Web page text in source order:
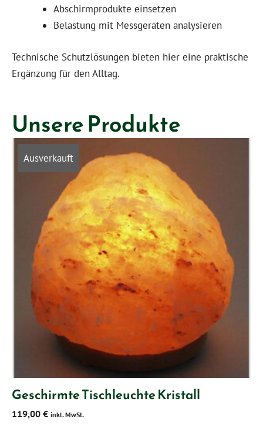
Abschirmprodukte einsetzen
Belastung mit Messgeräten analysieren
Technische Schutzlösungen bieten hier eine praktische
Ergänzung für den Alltag.
Unsere Produkte
Ausverkauft
Geschirmte Tischleuchte Kristall
119,00 € inkl. MwSt.